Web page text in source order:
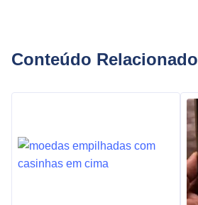
Conteúdo Relacionado